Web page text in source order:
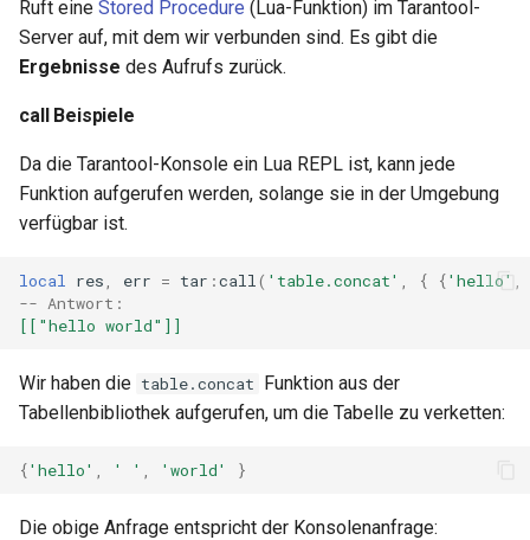
Ruft eine Stored Procedure (Lua-Funktion) im Tarantool-
Server auf, mit dem wir verbunden sind. Es gibt die
Ergebnisse des Aufrufs zurück.
call Beispiele
Da die Tarantool-Konsole ein Lua REPL ist, kann jede
Funktion aufgerufen werden, solange sie in der Umgebung
verfügbar ist.
local res err = tar :call ( 'table.concat' { {'hello'
-- Antwort:
[["hello world"]]
Wir haben die table.concat Funktion aus der
Tabellenbibliothek aufgerufen, um die Tabelle zu verketten:
{'hello' ' ' 'world' }
Die obige Anfrage entspricht der Konsolenanfrage: